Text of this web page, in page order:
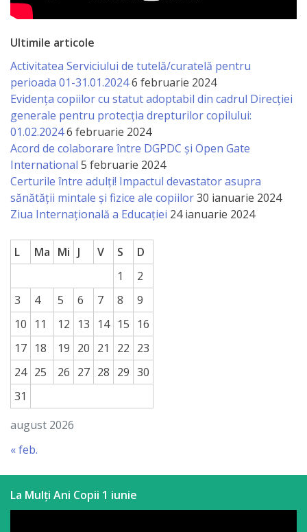
Ultimile articole
Activitatea Serviciului de tutelă/curatelă pentru
perioada 01-31.01.20246 februarie 2024
Evidența copiilor cu statut adoptabil din cadrul Direcției
generale pentru protecția drepturilor copilului:
01.02.20246 februarie 2024
Acord de colaborare între DGPDC și Open Gate
International 5 februarie 2024
Certurile între adulți! Impactul devastator asupra
sănătății mintale și fizice ale copiilor30 ianuarie 2024
Ziua Internațională a Educației 24 ianuarie 2024
august 2026
L Ma Mi J V S
D
1
2
3
4 5 6 7 8
9
10
11 12 13 14 15
16
17 18 19 20 21 22 23
24 25 26 27 28 29 30
31
« feb.
La Mulți Ani Copii 1 iunie